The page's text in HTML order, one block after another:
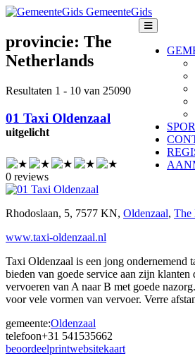
GemeenteGids
provincie: The
Netherlands
Resultaten 1 - 10 van 25090
01 Taxi Oldenzaal
uitgelicht
0 reviews
Rhodoslaan, 5, 7577 KN, Oldenzaal, The
www.taxi-oldenzaal.nl
Taxi Oldenzaal is een jong ondernemend
bieden van goede service aan zijn
vervoeren van A naar B met goede
voor vele vormen van vervoer. Verre
gemeente:Oldenzaal
telefoon+31 541535662
beoordeelprintwebsitekaart